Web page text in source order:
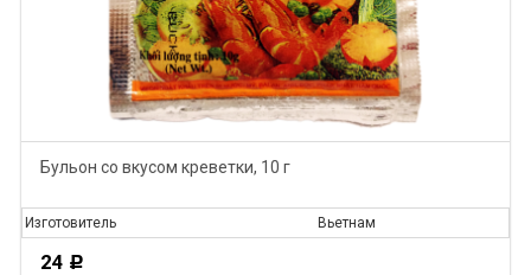
Бульон со вкусом креветки, 10 г
Изготовитель Вьетнам
24 Р